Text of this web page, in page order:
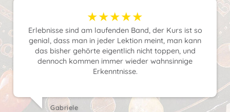
★★★★★
Erlebnisse sind am laufenden Band, der Kurs ist so
genial, dass man in jeder Lektion meint, man kann
das bisher gehörte eigentlich nicht toppen, und
dennoch kommen immer wieder wahnsinnige
Erkenntnisse.
Gabriele